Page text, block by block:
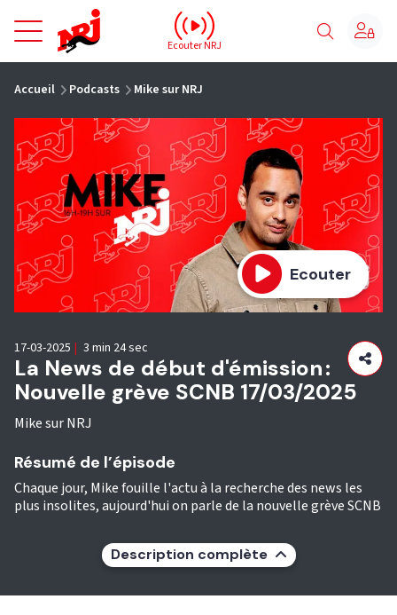
NRJ - Accueil
Ecouter NRJ
Accueil Podcasts Mike sur NRJ
Ecouter
La News de début d'émission :
Nouvelle grève SCNB 17/03/2025
Mike sur NRJ
17-03-2025 | 3 min 24 sec
Résumé de l’épisode
Chaque jour, Mike fouille l'actu à la recherche des news les
plus insolites, aujourd'hui on parle de la nouvelle grève SCNB
Description complète